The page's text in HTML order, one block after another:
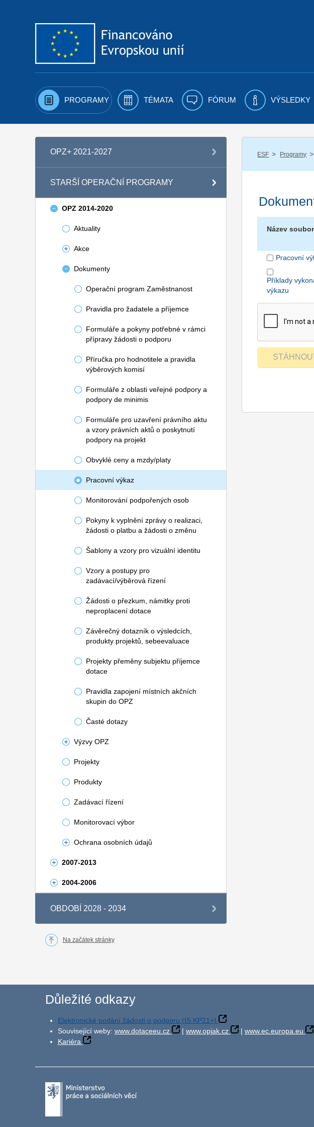
PROGRAMY TÉMATA FÓRUM VÝSLEDKY
OPZ+ 2021-2027
STARŠÍ OPERAČNÍ PROGRAMY
OPZ 2014-2020
Aktuality
Akce
Dokumenty
Operační program Zaměstnanost
Pravidla pro žadatele a příjemce
Formuláře a pokyny potřebné v rámci
přípravy žádosti o podporu
Příručka pro hodnotitele a pravidla
výběrových komisí
Formuláře z oblasti veřejné podpory a
podpory de minimis
Formuláře pro uzavření právního aktu
a vzory právních aktů o poskytnutí
podpory na projekt
Obvyklé ceny a mzdy/platy
Pracovní výkaz
Monitorování podpořených osob
Pokyny k vyplnění zprávy o realizaci,
žádosti o platbu a žádosti o změnu
Šablony a vzory pro vizuální identitu
Vzory a postupy pro
zadávací/výběrová řízení
Žádosti o přezkum, námitky proti
neproplacení dotace
Závěrečný dotazník o výsledcích,
produkty projektů, sebeevaluace
Projekty přeměny subjektu příjemce
dotace
Pravidla zapojení místních akčních
skupin do OPZ
Časté dotazy
Výzvy OPZ
Projekty
Produkty
Zadávací řízení
Monitorovací výbor
Ochrana osobních údajů
2007-2013
2004-2006
OBDOBÍ 2028 - 2034
ESF / Programy /
Název
Pracovní
Příklady
výkazu
Na začátek stránky
Důležité odkazy
Elektronické podání žádosti o podporu (IS KP21+)
Související weby: www.dotaceeu.cz | www.opjak.cz | www.ec.europa.eu
Kariéra